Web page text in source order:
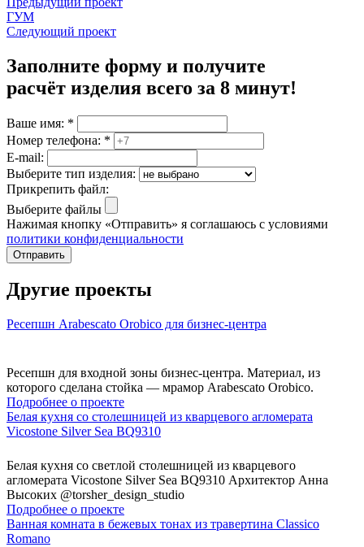
ГУМ
Следующий проект
Заполните форму и получите
расчёт изделия всего за 8 минут!
Ваше имя: *
Номер телефона: *
E-mail:
Выберите тип изделия:
Прикрепить файл:
Выберите файлы
Нажимая кнопку «Отправить» я соглашаюсь с условиями
политики конфиденциальности
Отправить
Другие проекты
Ресепшн Arabescato Orobico для бизнес-центра
Ресепшн для входной зоны бизнес-центра. Материал, из
которого сделана стойка — мрамор Arabescato Orobico.
Подробнее о проекте
Белая кухня со столешницей из кварцевого агломерата
Vicostone Silver Sea BQ9310
Белая кухня со светлой столешницей из кварцевого
агломерата Vicostone Silver Sea BQ9310 Архитектор Анна
Высоких @torsher_design_studio
Подробнее о проекте
Ванная комната в бежевых тонах из травертина Classico
Romano